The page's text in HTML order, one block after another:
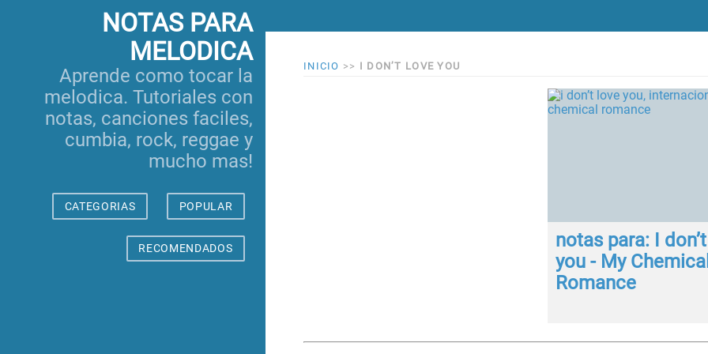
NOTAS PARA
MELODICA
Aprende como tocar la
melodica. Tutoriales con
notas, canciones faciles,
cumbia, rock, reggae y
mucho mas!
CATEGORIAS POPULAR
RECOMENDADOS
INICIO >> I DON’T LOVE YOU
notas para: I
you - My
Romance